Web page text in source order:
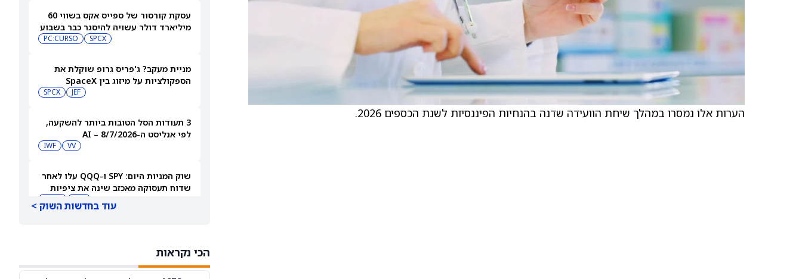
עסקת קורסור של ספייס אקס בשווי 60
מיליארד דולר עשויה להיסגר כבר בשבוע
SPCX
PC:CURSO
מניית מעקב? ג'פריס גרופ שוקלת את
הספקולציות על מיזוג בין SpaceX
JEF
SPCX
3 תעודות הסל הטובות ביותר להשקעה,
לפי אנליסט ה-AI – 8/7/2026
VV
IWF
שוק המניות היום: SPY ו-QQQ עלו לאחר
שדוח תעסוקה מאכזב שינה את ציפיות
עוד בחדשות השוק >
הכי נקראות
הערות אלו נמסרו במהלך שיחת הוועידה שדנה בהנחיות הפיננסיות לשנת הכספים 2026.